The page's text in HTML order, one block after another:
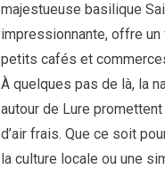
majestueuse basilique
impressionnante, offre
petits cafés et
À quelques pas de là, la
autour de Lure
d’air frais. Que ce soit
la culture locale ou une